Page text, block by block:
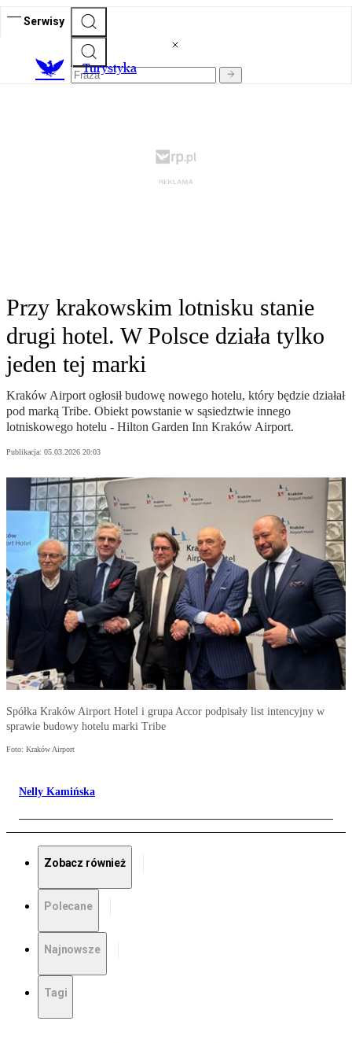
Serwisy
Turystyka
Przy krakowskim lotnisku stanie
drugi hotel. W Polsce działa tylko
jeden tej marki
Kraków Airport ogłosił budowę nowego hotelu, który będzie działał
pod marką Tribe. Obiekt powstanie w sąsiedztwie innego
lotniskowego hotelu - Hilton Garden Inn Kraków Airport.
Publikacja: 05.03.2026 20:03
Spółka Kraków Airport Hotel i grupa Accor podpisały list intencyjny w
sprawie budowy hotelu marki Tribe
Foto: Kraków Airport
Nelly Kamińska
Zobacz również
Polecane
Najnowsze
Tagi